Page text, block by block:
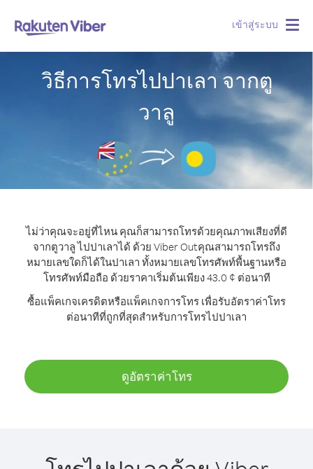
เข้าสู่ระบบ
วิธีการโทรไปปาเลา จากตู
วาลู
ไม่ว่าคุณจะอยู่ที่ไหน คุณก็สามารถโทรด้วยคุณภาพเสียงที่ดี
จากตูวาลู ไปปาเลาได้ ด้วย Viber Outคุณสามารถโทรถึง
หมายเลขใดก็ได้ในปาเลา ทั้งหมายเลขโทรศัพท์พื้นฐานหรือ
โทรศัพท์มือถือ ด้วยราคาเริ่มต้นเพียง 43.0 ¢ ต่อนาที
ซื้อแพ็คเกจเครดิตหรือแพ็คเกจการโทร เพื่อรับอัตราค่าโทร
ต่อนาทีที่ถูกที่สุดสำหรับการโทรไปปาเลา
ดูอัตราค่าโทร